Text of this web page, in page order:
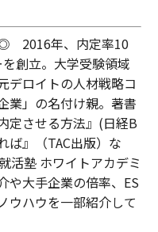
◎ 2016年、内定率10
創立。大学受験領域
デロイトの人材戦略コ
業」の名付け親。著書
定させる方法』(日経B
ば』（TAC出版）な
活塾 ホワイトアカデミ
や大手企業の倍率、ES
ウハウを一部紹介して